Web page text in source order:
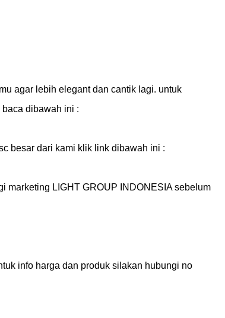
agar lebih elegant dan cantik lagi. untuk
marketing LIGHT GROUP INDONESIA sebelum
info harga dan produk silakan hubungi no